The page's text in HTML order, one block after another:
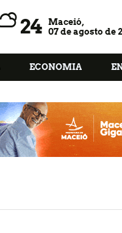
24
Maceió,
07 de agosto de
ECONOMIA